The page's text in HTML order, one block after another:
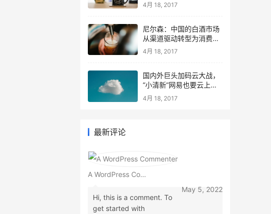
4月 18, 2017
尼尔森：中国的白酒市场
从渠道驱动转型为消费驱
动
4月 18, 2017
国内外巨头加码云大战，
“小清新”网易也要云上升
级
4月 18, 2017
最新评论
A WordPress Commenter
May 5, 2022
Hi, this is a comment. To
get started with